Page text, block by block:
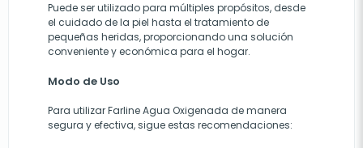
Puede ser utilizado para múltiples propósitos, desde
el cuidado de la piel hasta el tratamiento de
pequeñas heridas, proporcionando una solución
conveniente y económica para el hogar.
Modo de Uso
Para utilizar Farline Agua Oxigenada de manera
segura y efectiva, sigue estas recomendaciones: